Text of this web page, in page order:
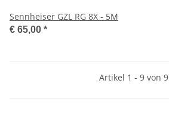
Sennheiser GZL RG 8X - 5M
€ 65,00 *
Artikel 1 - 9 von 9